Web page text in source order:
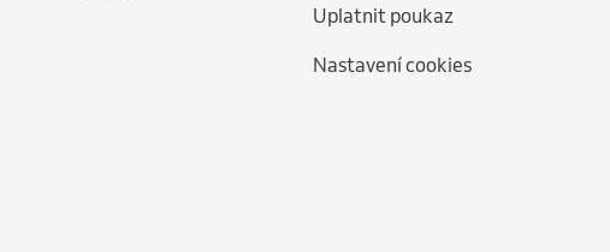
Uplatnit poukaz
Nastavení cookies